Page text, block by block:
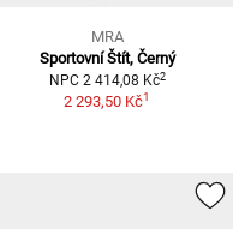
MRA
Sportovní Štít, Černý
NPC 2 414,08 Kč2
2 293,50 Kč1